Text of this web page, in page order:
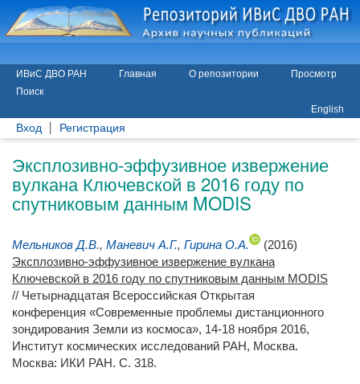
ИВиС ДВО РАН Главная О репозитории
Просмотр
Поиск
English
Вход Регистрация
Эксплозивно-эффузивное извержение
вулкана Ключевской в 2016 году по
спутниковым данным MODIS
Мельников Д.В., Маневич А.Г., Гирина О.А.
(2016)
Эксплозивно-эффузивное извержение вулкана
Ключевской в 2016 году по спутниковым данным MODIS
// Четырнадцатая Всероссийская Открытая
конференция «Современные проблемы дистанционного
зондирования Земли из космоса», 14-18 ноября 2016,
Институт космических исследований РАН, Москва.
Москва: ИКИ РАН. С. 318.